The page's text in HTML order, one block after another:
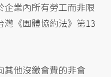
企業內所有勞工而非限
《團體協約法》第13
其他沒繳會費的非會